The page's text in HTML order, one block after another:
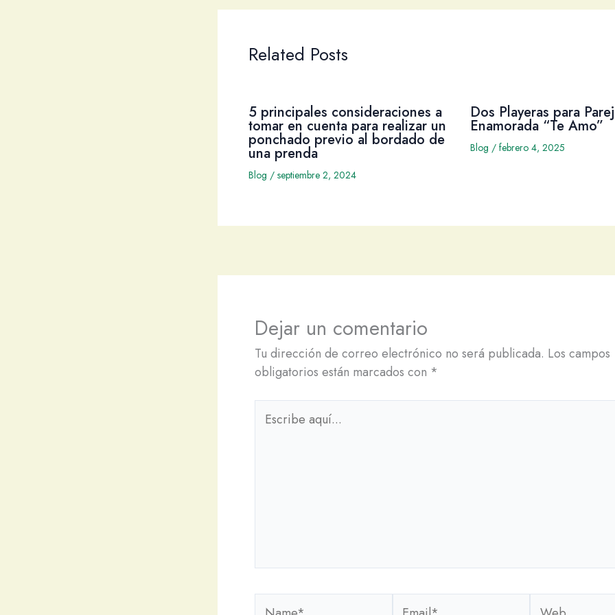
Related Posts
5 principales consideraciones a
tomar en cuenta para realizar un
ponchado previo al bordado de
una prenda
Blog / septiembre 2, 2024
Dos Playeras para
Enamorada “Te Amo”
Blog / febrero 4, 2025
Dejar un comentario
Tu dirección de correo electrónico no será publicada. Los campos
obligatorios están marcados con *
Escribe
aquí...